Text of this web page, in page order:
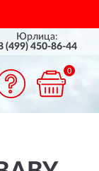
АССОРТИМЕНТ
Юрлица:
(499) 450-86-44
0